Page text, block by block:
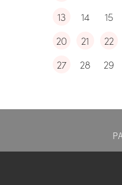
13
14 15
20
21 22
27
28 29